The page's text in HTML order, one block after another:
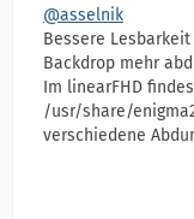
@asselnik
Bessere
Backdrop mehr
Im linearFHD
/usr/share/
verschiedene